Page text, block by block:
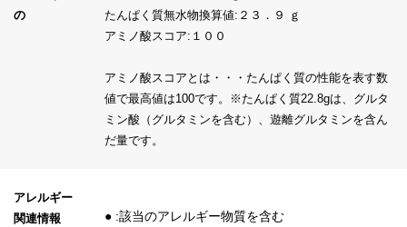
の
たんぱく質無水物換算値:２３．９ ｇ
アミノ酸スコア:１００
アミノ酸スコアとは・・・たんぱく質の性能を表す数
値で最高値は100です。※たんぱく質22.8gは、グルタ
ミン酸（グルタミンを含む）、遊離グルタミンを含ん
だ量です。
アレルギー
関連情報
● :該当のアレルギー物質を含む